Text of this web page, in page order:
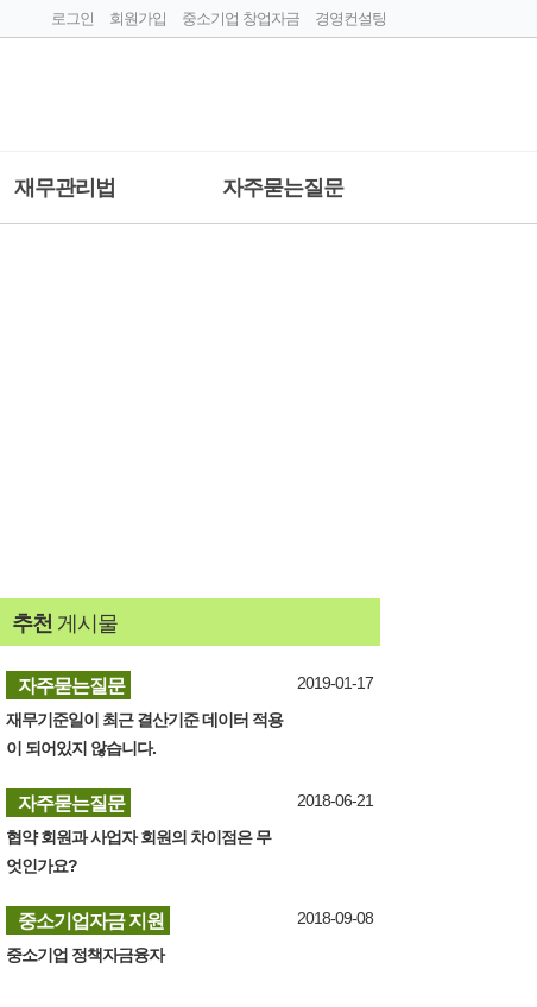
로그인 회원가입 중소기업 창업자금 경영컨설팅
재무관리법 자주묻는질문
추천 게시물
자주묻는질문
재무기준일이 최근 결산기준 데이터 적용
이 되어있지 않습니다.
2019-01-17
자주묻는질문
협약 회원과 사업자 회원의 차이점은 무
엇인가요?
2018-06-21
중소기업자금 지원
중소기업 정책자금융자
2018-09-08